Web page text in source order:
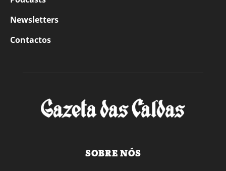
Newsletters
Contactos
SOBRE NÓS